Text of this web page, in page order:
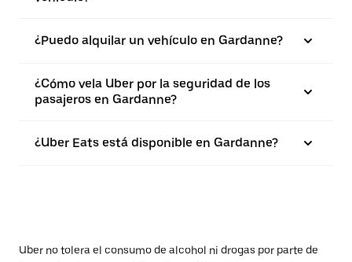
¿Puedo alquilar un vehículo en Gardanne?
¿Cómo vela Uber por la seguridad de los
pasajeros en Gardanne?
¿Uber Eats está disponible en Gardanne?
Uber no tolera el consumo de alcohol ni drogas por parte de